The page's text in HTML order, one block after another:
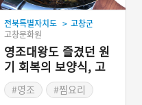
전북특별자치도 > 고창군
고창문화원
영조대왕도 즐겼던 원
기 회복의 보양식, 고
창 붕어찜
#영조
#찜요리